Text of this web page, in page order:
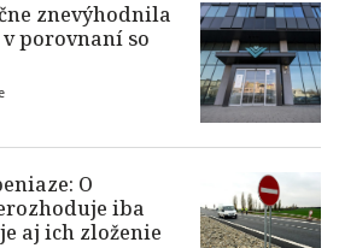
znevýhodnila
porovnaní so
O
iba
aj ich zloženie